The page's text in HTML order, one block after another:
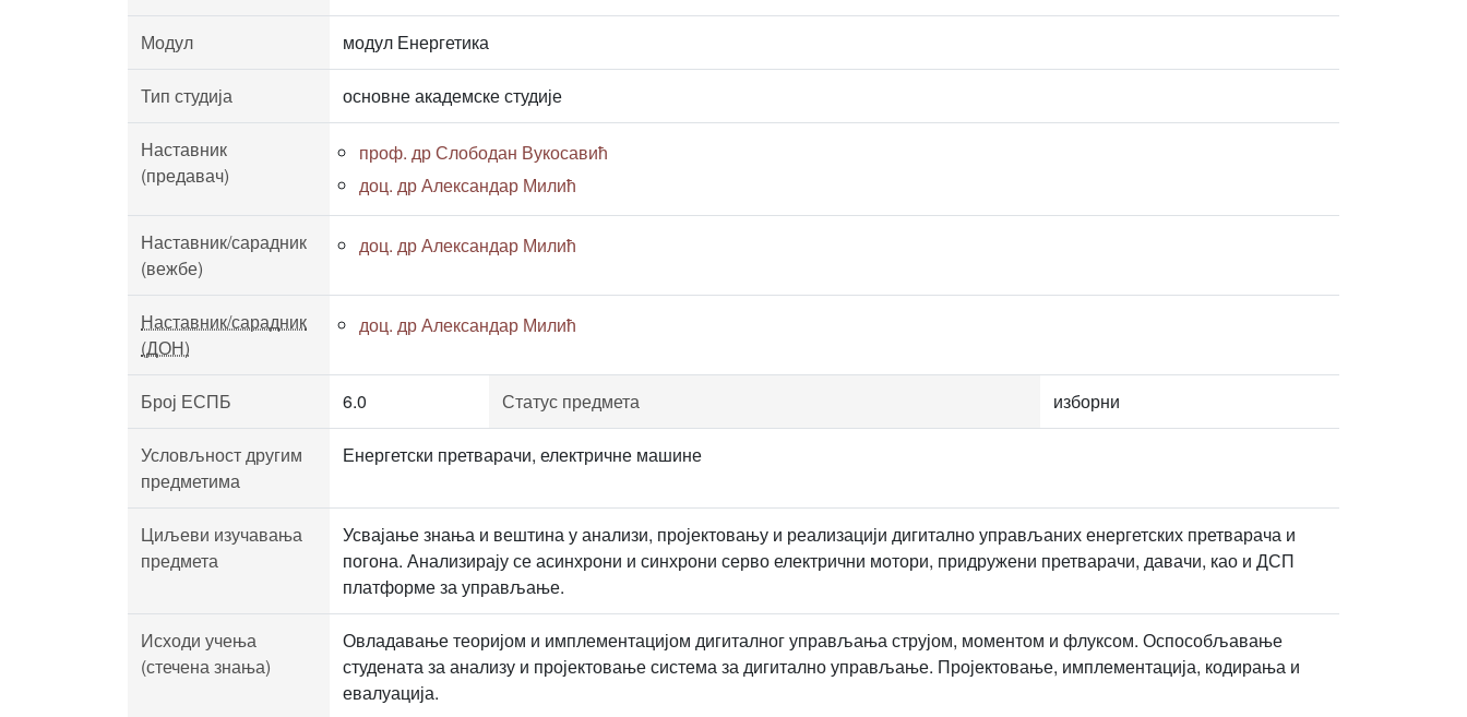
Модул модул Енергетика
Тип студија основне академске студије
Наставник
(предавач)
проф. др Слободан Вукосавић
доц. др Александар Милић
Наставник/сарадник
(вежбе)
доц. др Александар Милић
Наставник/сарадник
(ДОН)
доц. др Александар Милић
Број ЕСПБ 6.0 Статус предмета изборни
Условљност другим
предметима
Енергетски претварачи, електричне машине
Циљеви изучавања
предмета
Усвајање знања и вештина у анализи, пројектовању и реализацији дигитално управљаних енергетских претварача и
погона. Анализирају се асинхрони и синхрони серво електрични мотори, придружени претварачи, давачи, као и ДСП
платформе за управљање.
Исходи учења
(стечена знања)
Овладавање теоријом и имплементацијом дигиталног управљања струјом, моментом и флуксом. Оспособљавање
студената за анализу и пројектовање система за дигитално управљање. Пројектовање, имплементација, кодирања и
евалуација.